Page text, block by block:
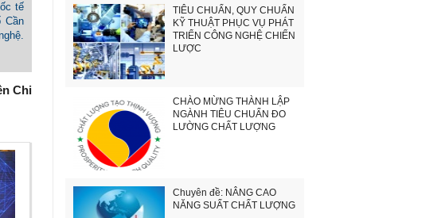
tế
Cần
Chi
TIÊU CHUẨN, QUY CHUẨN
KỸ THUẬT PHỤC VỤ PHÁT
TRIỂN CÔNG NGHỆ CHIẾN
LƯỢC
CHÀO MỪNG THÀNH LẬP
NGÀNH TIÊU CHUẨN ĐO
LƯỜNG CHẤT LƯỢNG
Chuyên đề: NÂNG CAO
NĂNG SUẤT CHẤT LƯỢNG